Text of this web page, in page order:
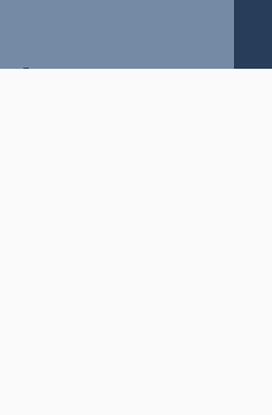
(külső oldalra ugrik)